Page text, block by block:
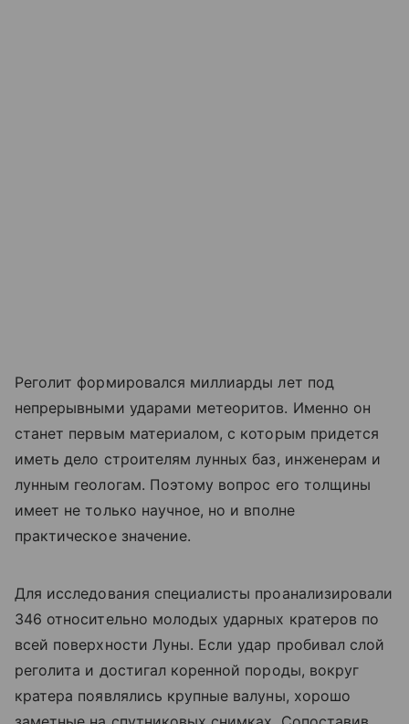
Реголит формировался миллиарды лет под
непрерывными ударами метеоритов. Именно он
станет первым материалом, с которым придется
иметь дело строителям лунных баз, инженерам и
лунным геологам. Поэтому вопрос его толщины
имеет не только научное, но и вполне
практическое значение.
Для исследования специалисты проанализировали
346 относительно молодых ударных кратеров по
всей поверхности Луны. Если удар пробивал слой
реголита и достигал коренной породы, вокруг
кратера появлялись крупные валуны, хорошо